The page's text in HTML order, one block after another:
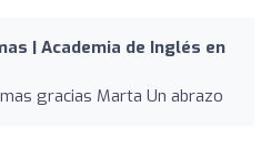
| Academia de Inglés en
gracias Marta Un abrazo